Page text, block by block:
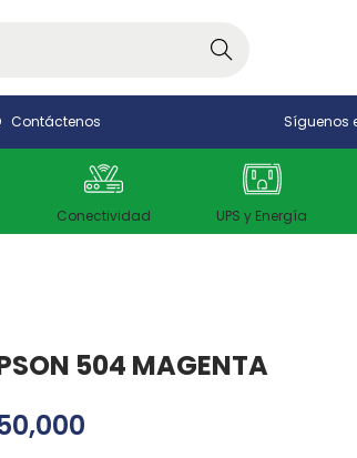
Buscar
Contáctenos Síguenos
Conectividad UPS y Energía
504 MAGENTA